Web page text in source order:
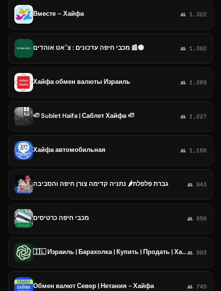
Вместе – Хайфа 👥 1,322
מכבי חיפה עדכונים : צ׳אט אוהדים 📰🟢 👥 1,302
Хайфа обмен валюты Израиль 👥 1,269
🦥 Sublet Haifa | Саблет Хайфа 🦥 👥 1,227
Хайфа автомобильная 👥 1,168
גברת פלפלת🌶️ נתניה קדימה צורן חיפה והסביבה 👥 943
מכבי חיפה כרטיסים 👥 850
🇮🇱 Израиль | Барахолка | Купить | Продать | Хайфа👥 803
Обмен валют Север | Нетания - Хайфа 👥 745